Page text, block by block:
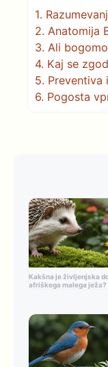
1.
2. Anatomija
3. Ali
4. Kaj se
5. Preventiva
6. Pogosta
Kakšna je življenjska
afriškega malega ježa?